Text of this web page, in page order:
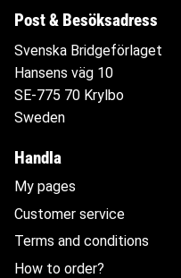
Post & Besöksadress
Svenska Bridgeförlaget
Hansens väg 10
SE-775 70 Krylbo
Sweden
Handla
My pages
Customer service
Terms and conditions
How to order?